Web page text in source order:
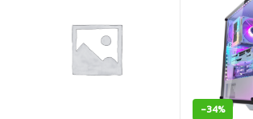
-34%